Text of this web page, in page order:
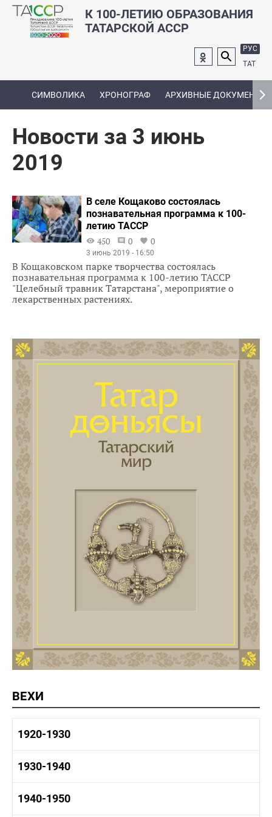
К 100-ЛЕТИЮ ОБРАЗОВАНИЯ
ТАТАРСКОЙ АССР
РУС
ТАТ
СИМВОЛИКА ХРОНОГРАФ АРХИВНЫЕ ДОКУМЕНТЫ
Новости за 3 июнь
2019
В селе Кощаково состоялась
познавательная программа к 100-
летию ТАССР
450
0 0
3 июнь 2019 - 16:50
В Кощаковском парке творчества состоялась
познавательная программа к 100-летию ТАССР
"Целебный травник Татарстана", мероприятие о
лекарственных растениях.
ВЕХИ
1920-1930
1920-1930 история
1920-1930 культура
1930-1940
1930-1940 история
1940-1950